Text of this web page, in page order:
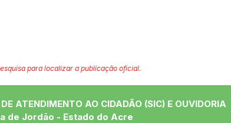
para localizar a publicação oficial.
ATENDIMENTO AO CIDADÃO (SIC) E OUVIDORIA
de Jordão - Estado do Acre